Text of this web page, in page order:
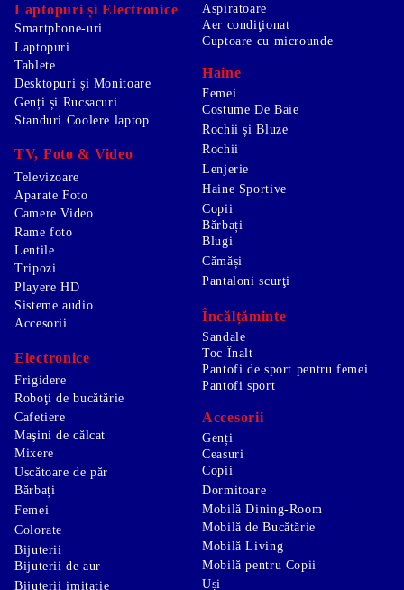
Laptopuri și Electronice
Smartphone-uri
Laptopuri
Tablete
Desktopuri și Monitoare
Genți și Rucsacuri
Standuri Coolere laptop
TV, Foto & Video
Televizoare
Aparate Foto
Camere Video
Rame foto
Lentile
Tripozi
Playere HD
Sisteme audio
Accesorii
Electronice
Frigidere
Roboţi de bucătărie
Cafetiere
Maşini de călcat
Mixere
Uscătoare de păr
Aspiratoare
Aer condiţionat
Cuptoare cu microunde
Haine
Femei
Costume De Baie
Rochii și Bluze
Rochii
Lenjerie
Haine Sportive
Copii
Bărbați
Blugi
Cămăși
Pantaloni scurţi
Încălțăminte
Sandale
Toc Înalt
Pantofi de sport pentru femei
Pantofi sport
Accesorii
Genți
Ceasuri
Copii
Bărbați
Femei
Colorate
Bijuterii
Bijuterii de aur
Bijuterii imitație
Dormitoare
Mobilă Dining-Room
Mobilă de Bucătărie
Mobilă Living
Mobilă pentru Copii
Uși